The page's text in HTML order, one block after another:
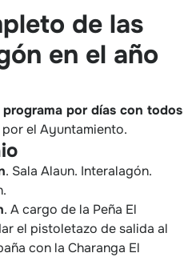
de las
en el año
programa por días con todos
el Ayuntamiento.
. Sala Alaun. Interalagón.
. A cargo de la Peña El
el pistoletazo de salida al
con la Charanga El